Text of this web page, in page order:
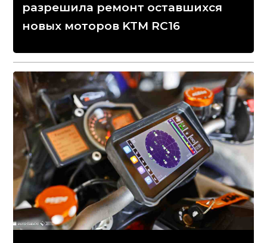
разрешила ремонт оставшихся
новых моторов KTM RC16